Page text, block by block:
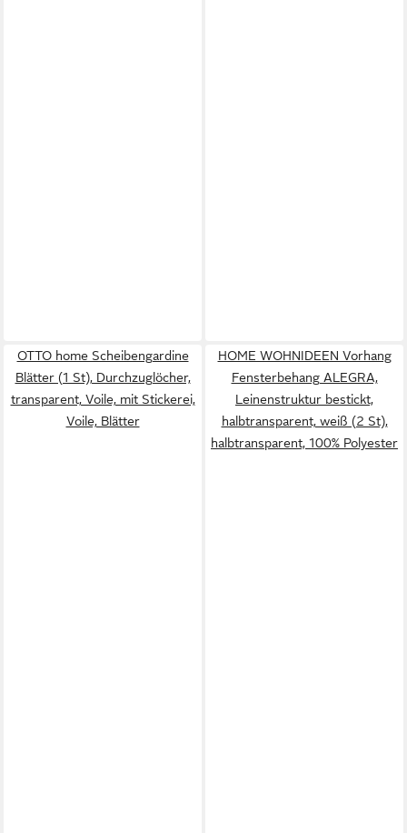
OTTO home Scheibengardine
Blätter (1 St), Durchzuglöcher,
transparent, Voile, mit Stickerei,
Voile, Blätter
HOME WOHNIDEEN Vorhang
Fensterbehang ALEGRA,
Leinenstruktur bestickt,
halbtransparent, weiß (2 St),
halbtransparent, 100% Polyester